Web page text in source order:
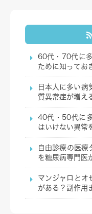
60代・70代に
ために知ってお
日本人に多い病
質異常症が増え
40代・50代に
はいけない異常
自由診療の医療
を糖尿病専門医
マンジャロとオ
がある？副作用